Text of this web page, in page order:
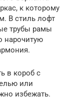
к которому
В стиль лофт
трубы рамы
нарочитую
в короб с
или
избежать.